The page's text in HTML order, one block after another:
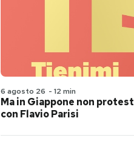
6 agosto 26 - 12 min
Ma in Giappone non
con Flavio Parisi